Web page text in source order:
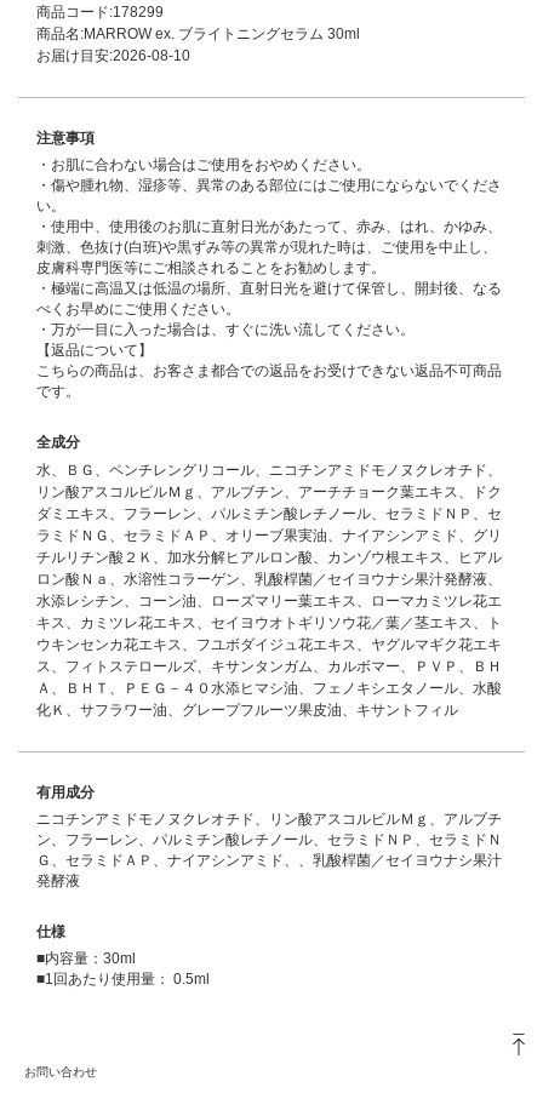
商品コード:178299
商品名:MARROW ex. ブライトニングセラム 30ml
お届け目安:2026-08-10
注意事項
・お肌に合わない場合はご使用をおやめください。
・傷や腫れ物、湿疹等、異常のある部位にはご使用にならないでくださ
い。
・使用中、使用後のお肌に直射日光があたって、赤み、はれ、かゆみ、
刺激、色抜け(白班)や黒ずみ等の異常が現れた時は、ご使用を中止し、
皮膚科専門医等にご相談されることをお勧めします。
・極端に高温又は低温の場所、直射日光を避けて保管し、開封後、なる
べくお早めにご使用ください。
・万が一目に入った場合は、すぐに洗い流してください。
【返品について】
こちらの商品は、お客さま都合での返品をお受けできない返品不可商品
です。
全成分
水、ＢＧ、ペンチレングリコール、ニコチンアミドモノヌクレオチド、
リン酸アスコルビルＭｇ、アルブチン、アーチチョーク葉エキス、ドク
ダミエキス、フラーレン、パルミチン酸レチノール、セラミドＮＰ、セ
ラミドＮＧ、セラミドＡＰ、オリーブ果実油、ナイアシンアミド、グリ
チルリチン酸２Ｋ、加水分解ヒアルロン酸、カンゾウ根エキス、ヒアル
ロン酸Ｎａ、水溶性コラーゲン、乳酸桿菌／セイヨウナシ果汁発酵液、
水添レシチン、コーン油、ローズマリー葉エキス、ローマカミツレ花エ
キス、カミツレ花エキス、セイヨウオトギリソウ花／葉／茎エキス、ト
ウキンセンカ花エキス、フユボダイジュ花エキス、ヤグルマギク花エキ
ス、フィトステロールズ、キサンタンガム、カルボマー、ＰＶＰ、ＢＨ
Ａ、ＢＨＴ、ＰＥＧ－４０水添ヒマシ油、フェノキシエタノール、水酸
化Ｋ、サフラワー油、グレープフルーツ果皮油、キサントフィル
有用成分
ニコチンアミドモノヌクレオチド、リン酸アスコルビルＭｇ、アルブチ
ン、フラーレン、パルミチン酸レチノール、セラミドＮＰ、セラミドＮ
Ｇ、セラミドＡＰ、ナイアシンアミド、、乳酸桿菌／セイヨウナシ果汁
発酵液
仕様
■内容量：30ml
■1回あたり使用量： 0.5ml
お問い合わせ